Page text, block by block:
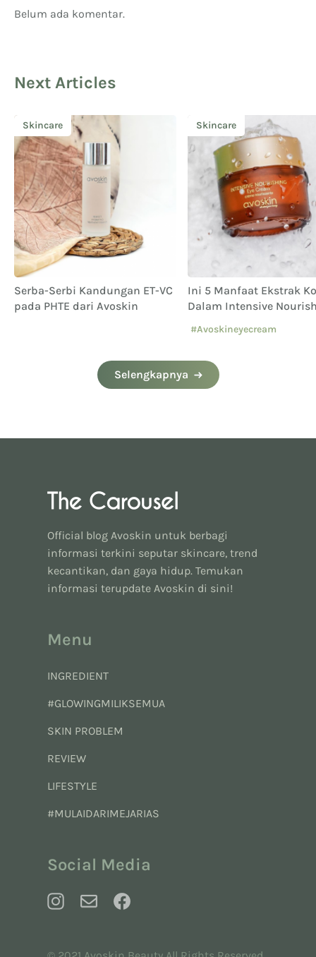
Belum ada komentar.
Next Articles
Skincare
Serba-Serbi Kandungan ET-VC
pada PHTE dari Avoskin
Skincare
Ini 5 Manfaat Ekstrak
Dalam Intensive
#Avoskineyecream
Selengkapnya
Official blog Avoskin untuk berbagi
informasi terkini seputar skincare, trend
kecantikan, dan gaya hidup. Temukan
informasi terupdate Avoskin di sini!
Menu
INGREDIENT
#GLOWINGMILIKSEMUA
SKIN PROBLEM
REVIEW
LIFESTYLE
#MULAIDARIMEJARIAS
Social Media